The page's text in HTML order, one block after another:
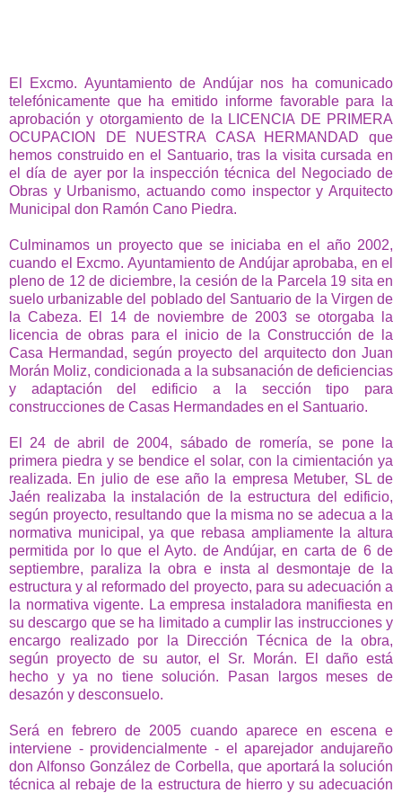
El Excmo. Ayuntamiento de Andújar nos ha comunicado
telefónicamente que ha emitido informe favorable para la
aprobación y otorgamiento de la LICENCIA DE PRIMERA
OCUPACION DE NUESTRA CASA HERMANDAD que
hemos construido en el Santuario, tras la visita cursada en
el día de ayer por la inspección técnica del Negociado de
Obras y Urbanismo, actuando como inspector y Arquitecto
Municipal don Ramón Cano Piedra.
Culminamos un proyecto que se iniciaba en el año 2002,
cuando el Excmo. Ayuntamiento de Andújar aprobaba, en el
pleno de 12 de diciembre, la cesión de la Parcela 19 sita en
suelo urbanizable del poblado del Santuario de la Virgen de
la Cabeza. El 14 de noviembre de 2003 se otorgaba la
licencia de obras para el inicio de la Construcción de la
Casa Hermandad, según proyecto del arquitecto don Juan
Morán Moliz, condicionada a la subsanación de deficiencias
y adaptación del edificio a la sección tipo para
construcciones de Casas Hermandades en el Santuario.
El 24 de abril de 2004, sábado de romería, se pone la
primera piedra y se bendice el solar, con la cimientación ya
realizada. En julio de ese año la empresa Metuber, SL de
Jaén realizaba la instalación de la estructura del edificio,
según proyecto, resultando que la misma no se adecua a la
normativa municipal, ya que rebasa ampliamente la altura
permitida por lo que el Ayto. de Andújar, en carta de 6 de
septiembre, paraliza la obra e insta al desmontaje de la
estructura y al reformado del proyecto, para su adecuación a
la normativa vigente. La empresa instaladora manifiesta en
su descargo que se ha limitado a cumplir las instrucciones y
encargo realizado por la Dirección Técnica de la obra,
según proyecto de su autor, el Sr. Morán. El daño está
hecho y ya no tiene solución. Pasan largos meses de
desazón y desconsuelo.
Será en febrero de 2005 cuando aparece en escena e
interviene - providencialmente - el aparejador andujareño
don Alfonso González de Corbella, que aportará la solución
técnica al rebaje de la estructura de hierro y su adecuación